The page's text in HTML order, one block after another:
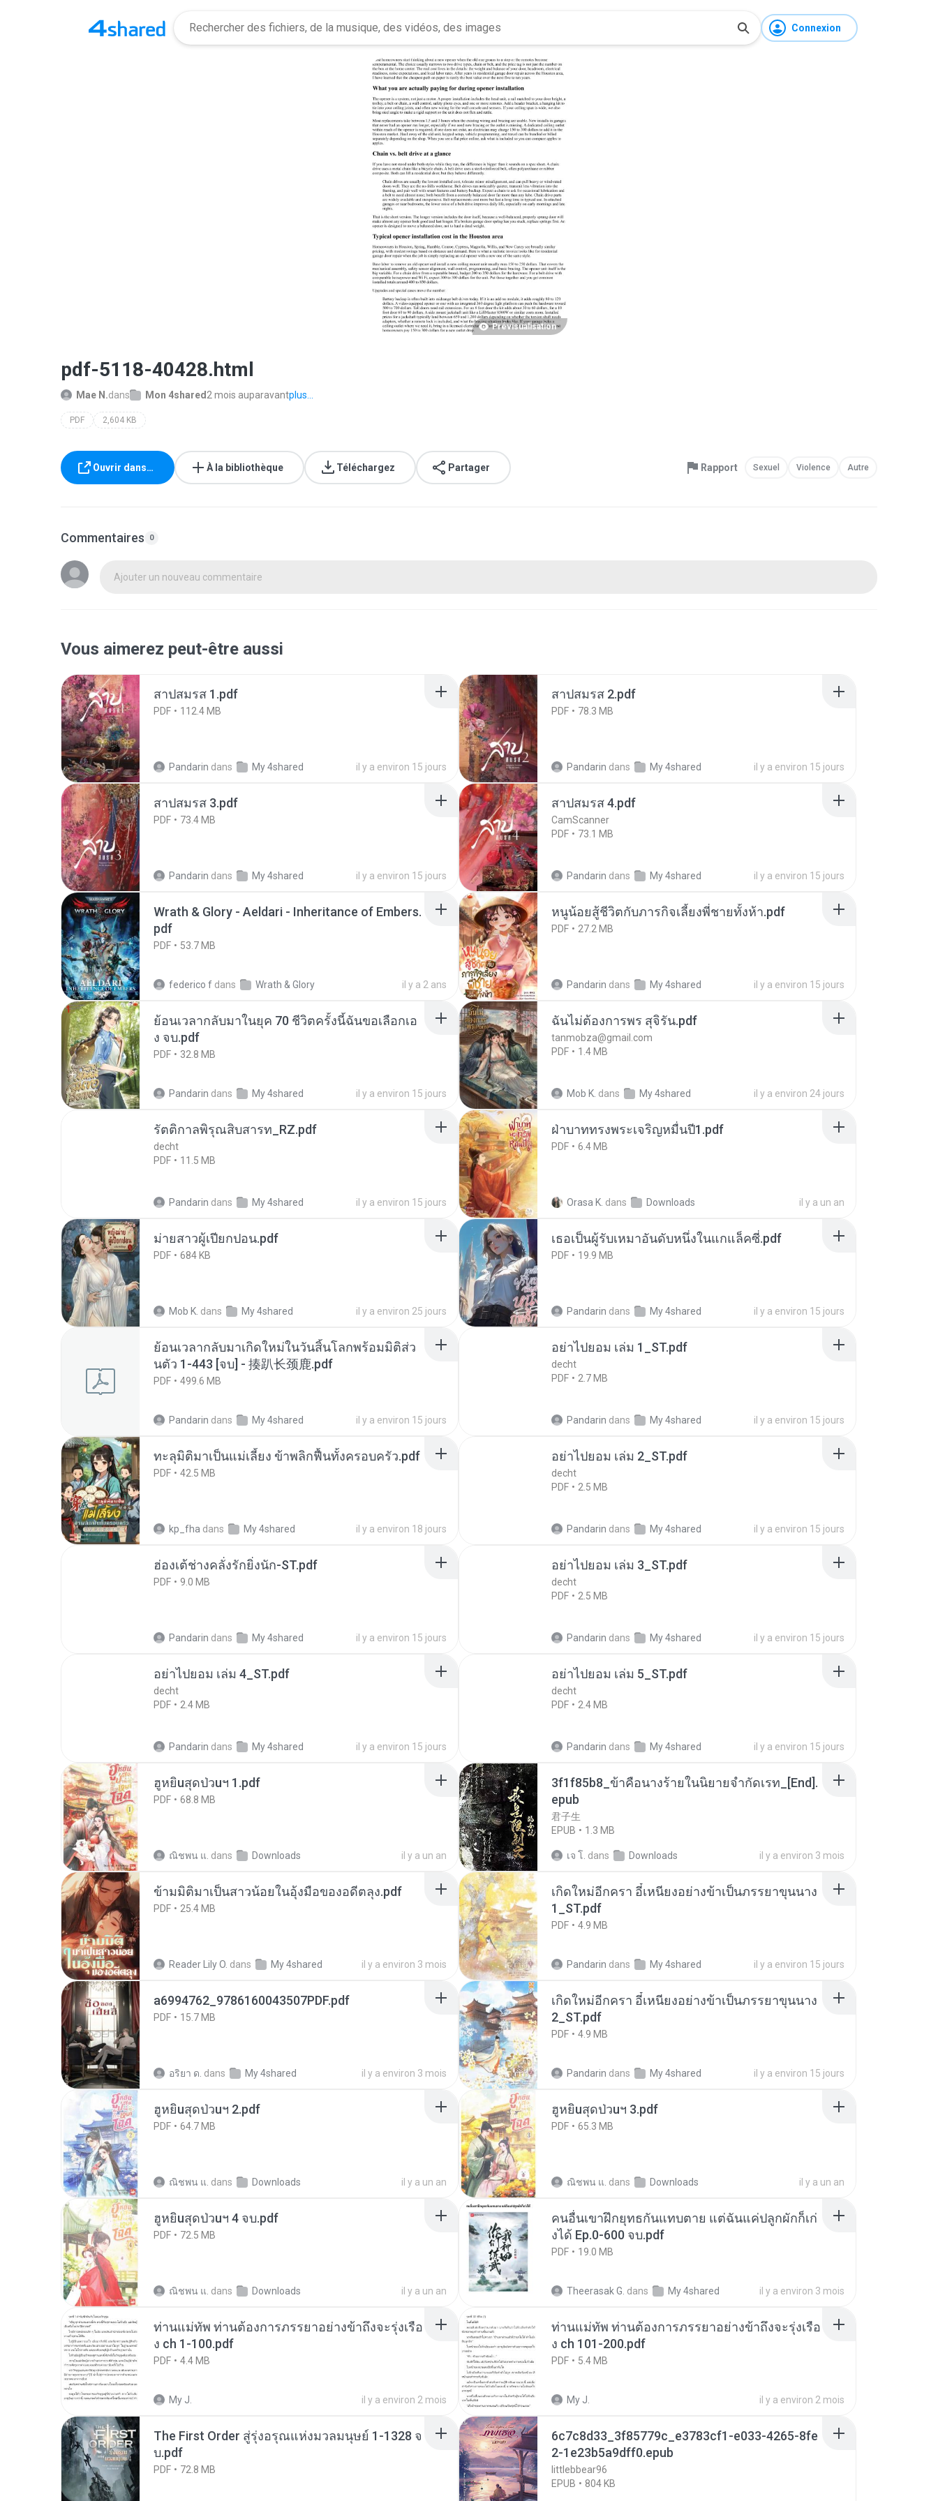
Connexion
Prévisualisation
pdf-5118-40428.html
Mae N.dans Mon 4shared 2 mois auparavantplus...
PDF 2,604 KB
Ouvrir dans… À la bibliothèque Téléchargez Partager Rapport Sexuel Violence Autre
Commentaires 0
Ajouter un nouveau commentaire
Vous aimerez peut-être aussi
สาปสมรส 1.pdf
PDF 112.4 MB
Pandarin dans My 4shared il y a environ 15 jours
สาปสมรส 2.pdf
PDF 78.3 MB
Pandarin dans My 4shared il y a environ 15 jours
สาปสมรส 3.pdf
PDF 73.4 MB
Pandarin dans My 4shared il y a environ 15 jours
สาปสมรส 4.pdf
CamScanner
PDF
73.1 MB
Pandarin dans My 4shared il y a environ 15 jours
Wrath & Glory - Aeldari - Inheritance of Embers.
pdf
PDF 53.7 MB
federico f dans Wrath & Glory il y a 2 ans
หนูน้อยสู้ชีวิตกับภารกิจเลี้ยงพี่ชายทั้งห้า.pdf
PDF 27.2 MB
Pandarin dans My 4shared il y a environ 15 jours
ย้อนเวลากลับมาในยุค 70 ชีวิตครั้งนี้ฉันขอเลือกเอ
ง จบ.pdf
PDF 32.8 MB
Pandarin dans My 4shared il y a environ 15 jours
ฉันไม่ต้องการพร สุจิรัน.pdf
tanmobza@gmail.com
PDF
1.4 MB
Mob K. dans My 4shared il y a environ 24 jours
รัตติกาลพิรุณสิบสารท_RZ.pdf
decht
PDF
11.5 MB
Pandarin dans My 4shared il y a environ 15 jours
ฝ่าบาททรงพระเจริญหมื่นปี1.pdf
PDF 6.4 MB
Orasa K. dans Downloads il y a un an
ม่ายสาวผู้เปียกปอน.pdf
PDF 684 KB
Mob K. dans My 4shared il y a environ 25 jours
เธอเป็นผู้รับเหมาอันดับหนึ่งในแกแล็คซี่.pdf
PDF 19.9 MB
Pandarin dans My 4shared il y a environ 15 jours
ย้อนเวลากลับมาเกิดใหม่ในวันสิ้นโลกพร้อมมิติส่ว
นตัว 1-443 [จบ] - 揍趴长颈鹿.pdf
PDF 499.6 MB
Pandarin dans My 4shared il y a environ 15 jours
อย่าไปยอม เล่ม 1_ST.pdf
decht
PDF
2.7 MB
Pandarin dans My 4shared il y a environ 15 jours
ทะลุมิติมาเป็นแม่เลี้ยง ข้าพลิกฟื้นทั้งครอบครัว.pdf
PDF 42.5 MB
kp_fha dans My 4shared il y a environ 18 jours
อย่าไปยอม เล่ม 2_ST.pdf
decht
PDF
2.5 MB
Pandarin dans My 4shared il y a environ 15 jours
ฮ่องเต้ช่างคลั่งรักยิ่งนัก-ST.pdf
PDF 9.0 MB
Pandarin dans My 4shared il y a environ 15 jours
อย่าไปยอม เล่ม 3_ST.pdf
decht
PDF
2.5 MB
Pandarin dans My 4shared il y a environ 15 jours
อย่าไปยอม เล่ม 4_ST.pdf
decht
PDF
2.4 MB
Pandarin dans My 4shared il y a environ 15 jours
อย่าไปยอม เล่ม 5_ST.pdf
decht
PDF
2.4 MB
Pandarin dans My 4shared il y a environ 15 jours
ฮูหยิuสุดป่วuฯ 1.pdf
PDF 68.8 MB
ณิชพน แ. dans Downloads il y a un an
3f1f85b8_ข้าคือนางร้ายในนิยายจำกัดเรท_[End].
epub
君子生
EPUB
1.3 MB
เจ โ. dans Downloads il y a environ 3 mois
ข้ามมิติมาเป็นสาวน้อยในอุ้งมือของอดีตลุง.pdf
PDF 25.4 MB
Reader Lily O. dans My 4shared il y a environ 3 mois
เกิดใหม่อีกครา อี๋เหนียงอย่างข้าเป็นภรรยาขุนนาง
1_ST.pdf
PDF 4.9 MB
Pandarin dans My 4shared il y a environ 15 jours
a6994762_9786160043507PDF.pdf
PDF 15.7 MB
อริยา ด. dans My 4shared il y a environ 3 mois
เกิดใหม่อีกครา อี๋เหนียงอย่างข้าเป็นภรรยาขุนนาง
2_ST.pdf
PDF 4.9 MB
Pandarin dans My 4shared il y a environ 15 jours
ฮูหยิuสุดป่วuฯ 2.pdf
PDF 64.7 MB
ณิชพน แ. dans Downloads il y a un an
ฮูหยิuสุดป่วuฯ 3.pdf
PDF 65.3 MB
ณิชพน แ. dans Downloads il y a un an
ฮูหยิuสุดป่วuฯ 4 จบ.pdf
PDF 72.5 MB
ณิชพน แ. dans Downloads il y a un an
คนอื่นเขาฝึกยุทธกันแทบตาย แต่ฉันแค่ปลูกผักก็เก่
งได้ Ep.0-600 จบ.pdf
PDF 19.0 MB
Theerasak G. dans My 4shared il y a environ 3 mois
ท่านแม่ทัพ ท่านต้องการภรรยาอย่างข้าถึงจะรุ่งเรือ
ง ch 1-100.pdf
PDF 4.4 MB
My J. il y a environ 2 mois
ท่านแม่ทัพ ท่านต้องการภรรยาอย่างข้าถึงจะรุ่งเรือ
ง ch 101-200.pdf
PDF 5.4 MB
My J. il y a environ 2 mois
The First Order สู่รุ่งอรุณแห่งมวลมนุษย์ 1-1328 จ
บ.pdf
PDF 72.8 MB
6c7c8d33_3f85779c_e3783cf1-e033-4265-8fe
2-1e23b5a9dff0.epub
littlebbear96
EPUB
804 KB